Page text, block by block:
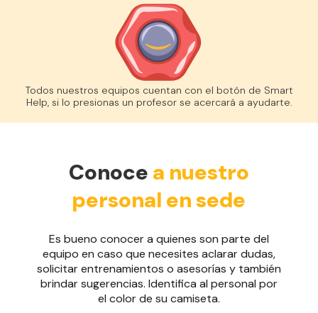
Todos nuestros equipos cuentan con el botón de Smart
Help, si lo presionas un profesor se acercará a ayudarte.
Conoce a nuestro
personal en sede
Es bueno conocer a quienes son parte del
equipo en caso que necesites aclarar dudas,
solicitar entrenamientos o asesorías y también
brindar sugerencias. Identifica al personal por
el color de su camiseta.